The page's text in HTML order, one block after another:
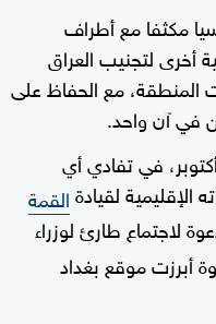
مكثفا مع أطراف
أخرى لتجنيب العراق
المنطقة، مع الحفاظ على
في آن واحد.
أشار إلى أن العراق نجح، بعد 7 أكتوبر، في تفادي أي
الإقليمية لقيادةالقمة
إلى الدعوة لاجتماع طارئ لوزراء
أبرزت موقع بغداد